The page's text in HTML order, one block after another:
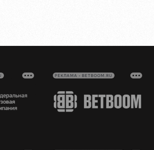
РЕКЛАМА • BETBOOM.RU